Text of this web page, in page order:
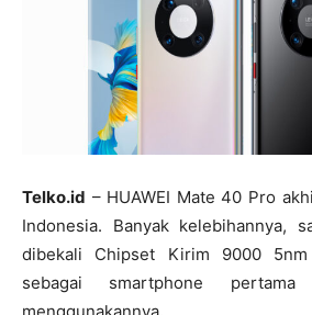
Telko.id – HUAWEI Mate 40 Pro
Indonesia. Banyak kelebihannya,
dibekali Chipset Kirim 9000
sebagai smartphone